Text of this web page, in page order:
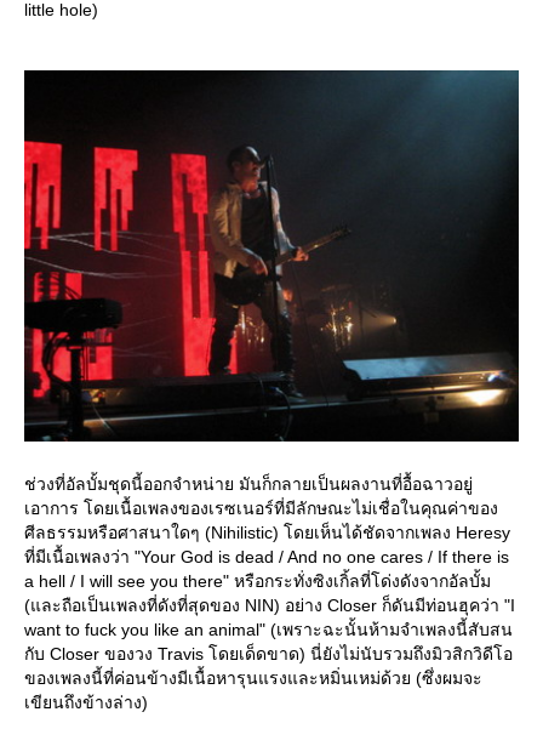
little hole)
ช่วงที่อัลบั้มชุดนี้ออกจำหน่าย มันก็กลายเป็นผลงานที่อื้อฉาวอยู่
เอาการ โดยเนื้อเพลงของเรซเนอร์ที่มีลักษณะไม่เชื่อในคุณค่าของ
ศีลธรรมหรือศาสนาใดๆ (Nihilistic) โดยเห็นได้ชัดจากเพลง Heresy
ที่มีเนื้อเพลงว่า "Your God is dead / And no one cares / If there is
a hell / I will see you there" หรือกระทั่งซิงเกิ้ลที่โด่งดังจากอัลบั้ม
(และถือเป็นเพลงที่ดังที่สุดของ NIN) อย่าง Closer ก็ดันมีท่อนฮุคว่า "I
want to fuck you like an animal" (เพราะฉะนั้นห้ามจำเพลงนี้สับสน
กับ Closer ของวง Travis โดยเด็ดขาด) นี่ยังไม่นับรวมถึงมิวสิกวิดีโอ
ของเพลงนี้ที่ค่อนข้างมีเนื้อหารุนแรงและหมิ่นเหม่ด้วย (ซึ่งผมจะ
เขียนถึงข้างล่าง)